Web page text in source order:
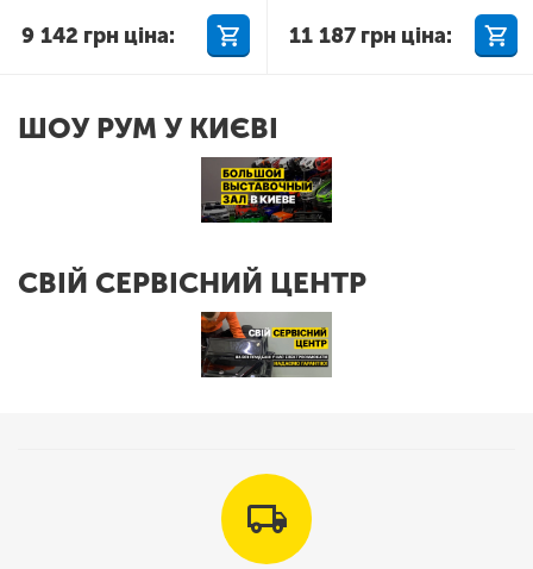
9 142 грн ціна: 11 187 грн ціна:
ШОУ РУМ У КИЄВІ
СВІЙ СЕРВІСНИЙ ЦЕНТР